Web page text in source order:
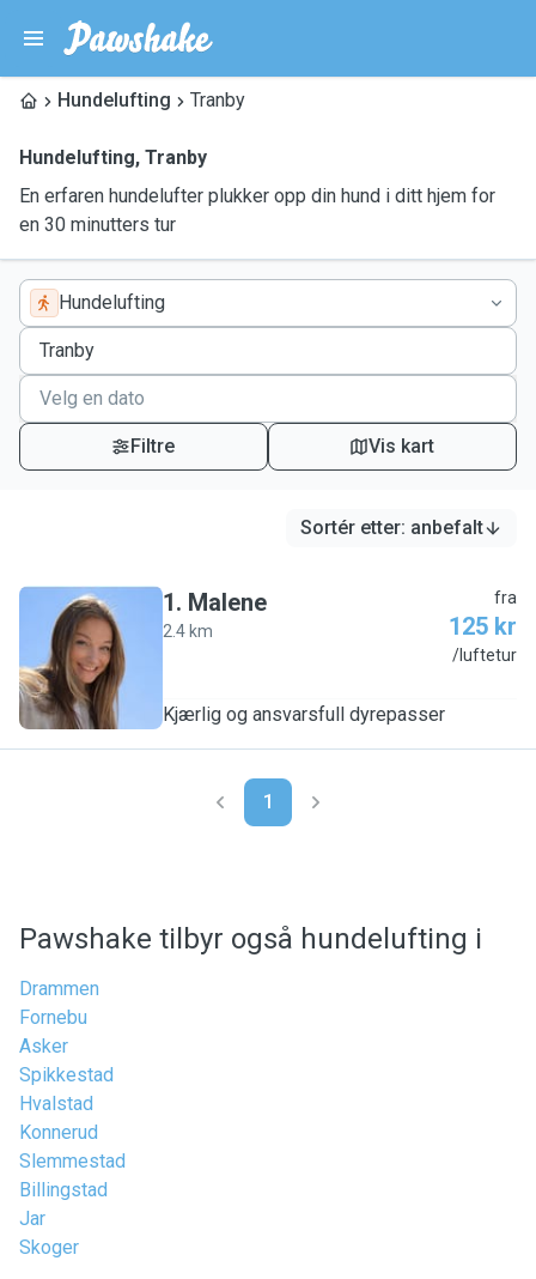
Hundelufting Tranby
Hundelufting, Tranby
En erfaren hundelufter plukker opp din hund i ditt hjem for
en 30 minutters tur
Hundelufting
Filtre Vis kart
Sortér etter: anbefalt
M
1. Malene
2.4 km
fra
125 kr
/luftetur
Kjærlig og ansvarsfull dyrepasser
1
Pawshake tilbyr også hundelufting i
Drammen
Fornebu
Asker
Spikkestad
Hvalstad
Konnerud
Slemmestad
Billingstad
Jar
Skoger